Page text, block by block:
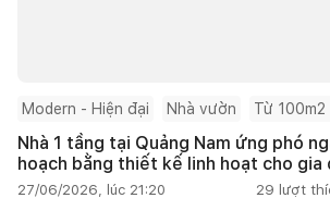
Modern - Hiện đại Nhà vườn Từ
Nhà 1 tầng tại Quảng Nam ứng phó
hoạch bằng thiết kế linh hoạt cho gia
27/06/2026, lúc 21:20 29 lượt